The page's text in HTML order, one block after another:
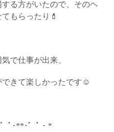
る方がいたので、そのヘ
もらったり 💄
で仕事が出来、
きて楽しかったです☺️
ﾟ･ ** ･゜ﾟ・ *